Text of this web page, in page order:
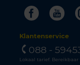
Klantenservice
088 -
Lokaal tarief. Bereikbaar